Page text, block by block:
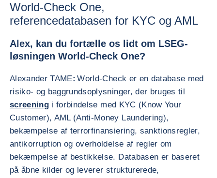
World-Check One,
referencedatabasen for KYC og AML
Alex, kan du fortælle os lidt om LSEG-
løsningen World-Check One?
Alexander TAME:World-Check er en database med
risiko- og baggrundsoplysninger, der bruges til
screening i forbindelse med KYC (Know Your
Customer), AML (Anti-Money Laundering),
bekæmpelse af terrorfinansiering, sanktionsregler,
antikorruption og overholdelse af regler om
bekæmpelse af bestikkelse. Databasen er baseret
på åbne kilder og leverer strukturerede,